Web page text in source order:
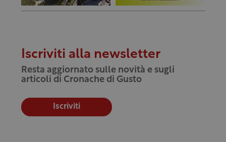
Iscriviti alla newsletter
Resta aggiornato sulle novità e sugli
articoli di Cronache di Gusto
Iscriviti